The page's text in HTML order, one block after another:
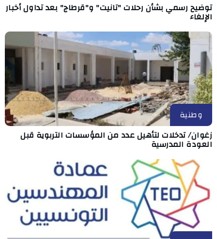
توضيح رسمي بشأن رحلات "تانيت" و"قرطاج" بعد تداول أخبار
الإلغاء
وطنية
زغوان/ تدخلات لتأهيل عدد من المؤسسات التربوية قبل
العودة المدرسية